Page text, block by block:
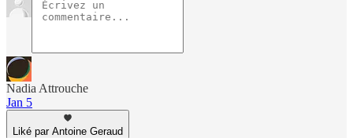
Nadia Attrouche
Jan 5
Liké par Antoine Geraud